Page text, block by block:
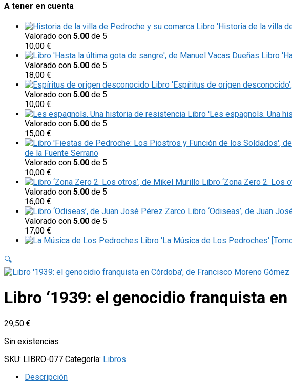
A tener en cuenta
Libro 'Historia de la villa
Valorado con 5.00 de 5
10,00 €
Libro
Valorado con 5.00 de 5
18,00 €
Libro 'Espíritus de origen
Valorado con 5.00 de 5
10,00 €
Libro 'Les espagnols. Una
Valorado con 5.00 de 5
15,00 €
de la Fuente Serrano
Valorado con 5.00 de 5
10,00 €
Libro ‘Zona Zero 2. Los
Valorado con 5.00 de 5
16,00 €
Libro ‘Odiseas’, de Juan
Valorado con 5.00 de 5
17,00 €
Libro 'La Música de Los Pedroches'
🔍
Libro ‘1939: el genocidio franquista
29,50 €
Sin existencias
SKU: LIBRO-077 Categoría: Libros
Descripción